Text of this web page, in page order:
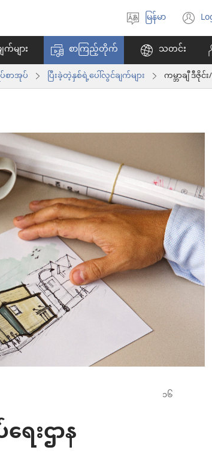
ဘာသာစကား
ရွေးချယ်
ပါ
မြန်မာ
ဖွ
င့်
န
များ စာကြည့်တိုက် သတင်း
စာအုပ် ပြီးခဲ့တဲ့နှစ်ရဲ့ပေါ်လွင်ချက်များ ကမ္ဘာချီ ဒီဇို
ေးဌာန